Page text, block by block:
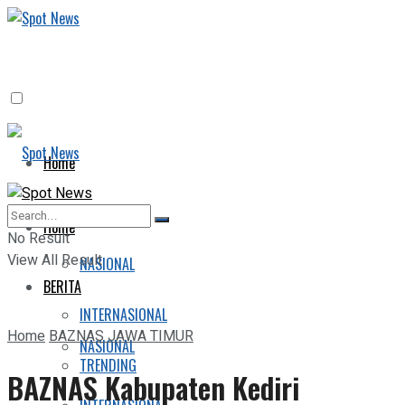
Home
BERITA
NASIONAL
INTERNASIONAL
TRENDING
Home
BERITA
NASIONAL
No Result
View All Result
HomeBAZNAS JAWA TIMUR
BAZNAS Kabupaten Kediri